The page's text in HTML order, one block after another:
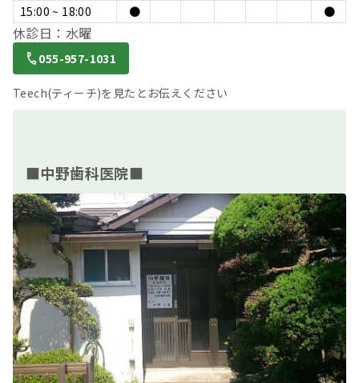
15:00 ~ 18:00
● ●
休診日：水曜
055-957-1031
Teech(ティーチ)を見たとお伝えください
■中野歯科医院■